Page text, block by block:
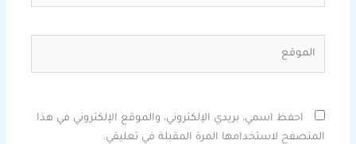
احفظ اسمي، بريدي الإلكتروني، والموقع الإلكتروني في هذا
المتصفح لاستخدامها المرة المقبلة في تعليقي.